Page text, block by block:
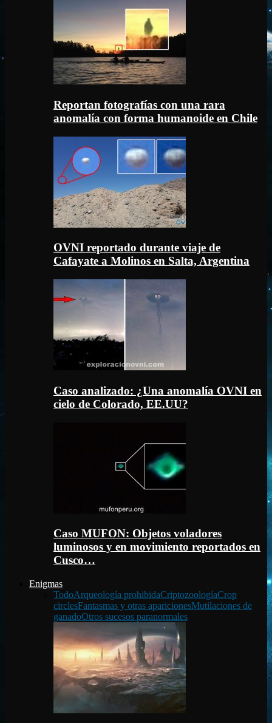
Reportan fotografías con una rara
anomalía con forma humanoide en Chile
OVNI reportado durante viaje de
Cafayate a Molinos en Salta, Argentina
Caso analizado: ¿Una anomalía OVNI en
cielo de Colorado, EE.UU?
Caso MUFON: Objetos voladores
luminosos y en movimiento reportados en
Cusco…
Enigmas
TodoArqueología prohibidaCriptozoologíaCrop
circlesFantasmas y otras aparicionesMutilaciones de
ganadoOtros sucesos paranormales